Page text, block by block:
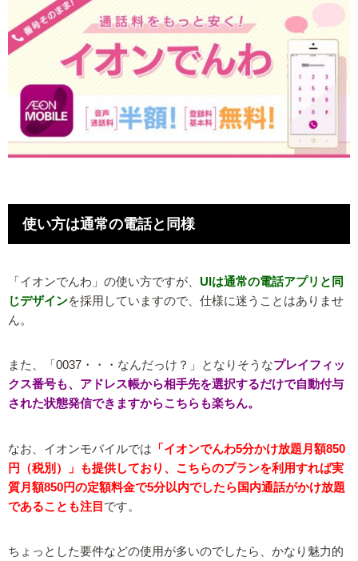
使い方は通常の電話と同様
「イオンでんわ」の使い方ですが、 UIは通常の電話アプリと同
じデザインを採用していますので、仕様に迷うことはありませ
ん。
また、「0037・・・なんだっけ？」となりそうなプレイフィッ
クス番号も、アドレス帳から相手先を選択するだけで自動付与
された状態発信できますからこちらも楽ちん。
なお、イオンモバイルでは 「イオンでんわ5分かけ放題月額850
円（税別）」も提供しており、こちらのプランを利用すれば実
質月額850円の定額料金で5分以内でしたら国内通話がかけ放題
であることも注目 です。
ちょっとした要件などの使用が多いのでしたら、かなり魅力的